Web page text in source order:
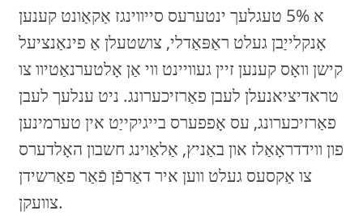
א 5% טעגלעך ינטערעס סייווינגז אַקאַונט קענען
אָנקלייַבן געלט ראַפּאַדלי, צושטעלן אַ פינאַנציעל
קישן וואָס קענען זיין געוויינט ווי אַן אָלטערנאַטיוו צו
טראדיציאנעלן לעבן פאַרזיכערונג. ניט ענלעך לעבן
פאַרזיכערונג, עס אָפפערס בייגיקייַט אין טערמינען
פון ווידדראָאַלז און באַניץ, אַלאַוינג חשבון האָלדערס
צו אַקסעס געלט ווען איר דאַרפֿן פֿאַר פאַרשידן
צוועקן.